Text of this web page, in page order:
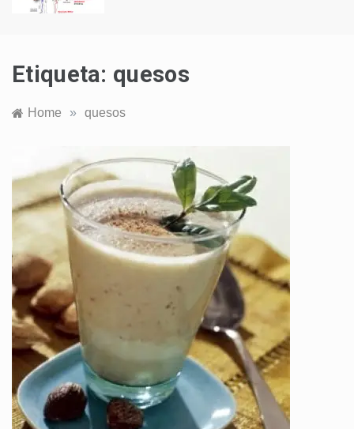
Etiqueta: quesos
Home » quesos